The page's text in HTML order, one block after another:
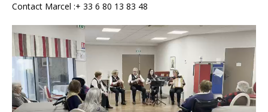
Contact Marcel :+ 33 6 80 13 83 48